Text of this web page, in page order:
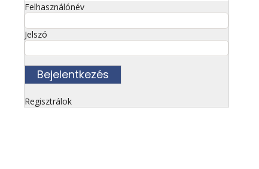
Felhasználónév
Jelszó
Regisztrálok